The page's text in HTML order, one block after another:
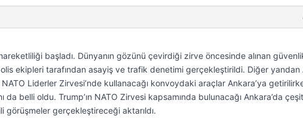
başladı. Dünyanın gözünü çevirdiği zirve öncesinde alınan
ekipleri tarafından asayiş ve trafik denetimi gerçekleştirildi. Diğer yandan
NATO Liderler Zirvesi’nde kullanacağı konvoydaki araçlar Ankara’ya
da belli oldu. Trump’ın NATO Zirvesi kapsamında bulunacağı Ankara’da
görüşmeler gerçekleştireceği aktarıldı.